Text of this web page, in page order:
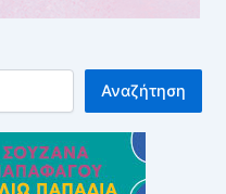
Αναζήτηση